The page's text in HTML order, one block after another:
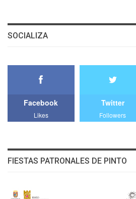
SOCIALIZA
Facebook
Likes
Twitter
Followers
FIESTAS PATRONALES DE PINTO